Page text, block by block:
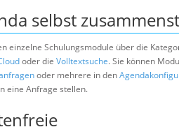
selbst
einzelne Schulungsmodule über die
oder die Volltextsuche. Sie können
oder mehrere in den
eine Anfrage stellen.